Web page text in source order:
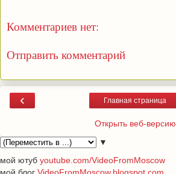
Комментариев нет:
Отправить комментарий
‹ Главная страница
Открыть веб-версию
▼
мой ютуб youtube.com/VideoFromMoscow